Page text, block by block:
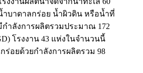
ำบาดาลกร่อย น้ำผิวดิน หรือน้ำที่
ำลังการผลิตรวมประมาณ 172
โรงงาน 43 แห่งในจำนวนนี้
ร่อยด้วยกำลังการผลิตรวม 98